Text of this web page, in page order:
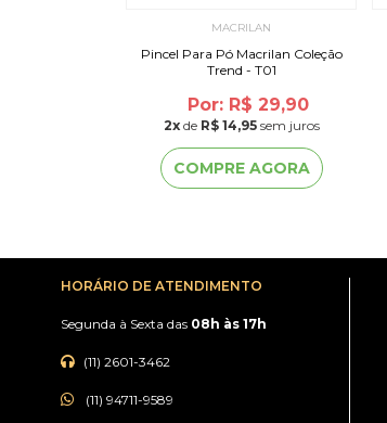
MACRILAN
Pincel Para Pó Macrilan Coleção
Trend - T01
Por: R$ 29,90
2xde R$ 14,95sem juros
COMPRE AGORA
HORÁRIO DE ATENDIMENTO
Segunda à Sexta das 08h às 17h
(11) 2601-3462
(11) 94711-9589